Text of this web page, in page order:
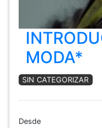
MODA*
SIN CATEGORIZAR
Desde